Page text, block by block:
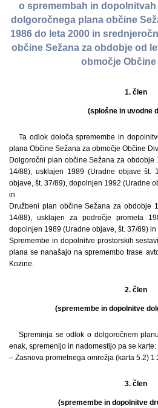
o spremembah in
dolgoročnega plana občine
1986 do leta 2000 in
občine Sežana za obdobje od
območje Občine
1. člen
(splošne in uvodne
Ta odlok določa spremembe in
plana Občine Sežana za območje Občine
Dolgoročni plan občine Sežana za obdobje
14/88), usklajen 1989 (Uradne objave št.
objave, št. 37/89), dopolnjen 1992 (Uradne
in
Družbeni plan občine Sežana za obdobje
14/88), usklajen za področje prometa
dopolnjen 1989 (Uradne objave, št. 37/89)
Spremembe in dopolnitve prostorskih
plana se nanašajo na spremembo trase
Kozine.
2. člen
(spremembe in dopolnitve
Spreminja se odlok o dolgoročnem
enak, spremenijo in nadomestijo pa se karte:
– Zasnova prometnega omrežja (karta 5.2)
3. člen
(spremembe in dopolnitve